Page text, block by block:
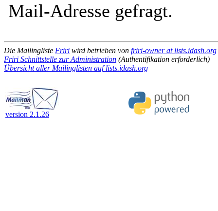
Mail-Adresse gefragt.
Die Mailingliste Friri wird betrieben von friri-owner at lists.idash.org
Friri Schnittstelle zur Administration (Authentifikation erforderlich)
Übersicht aller Mailinglisten auf lists.idash.org
version 2.1.26